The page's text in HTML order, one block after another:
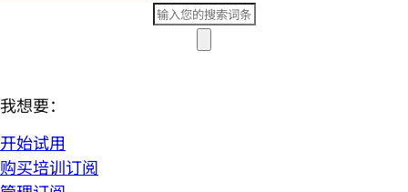
我想要：
开始试用
购买培训订阅